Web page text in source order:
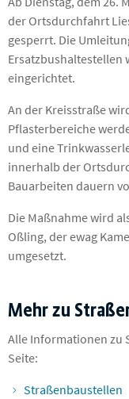
der Ortsdurchfahrt
gesperrt. Die
Ersatzbushaltestellen
eingerichtet.
An der Kreisstraße
Pflasterbereiche
und eine
innerhalb der
Bauarbeiten dauern
Die Maßnahme wird
Oßling, der ewag
umgesetzt.
Mehr zu
Alle Informationen zu
Seite:
Straßenbaustellen